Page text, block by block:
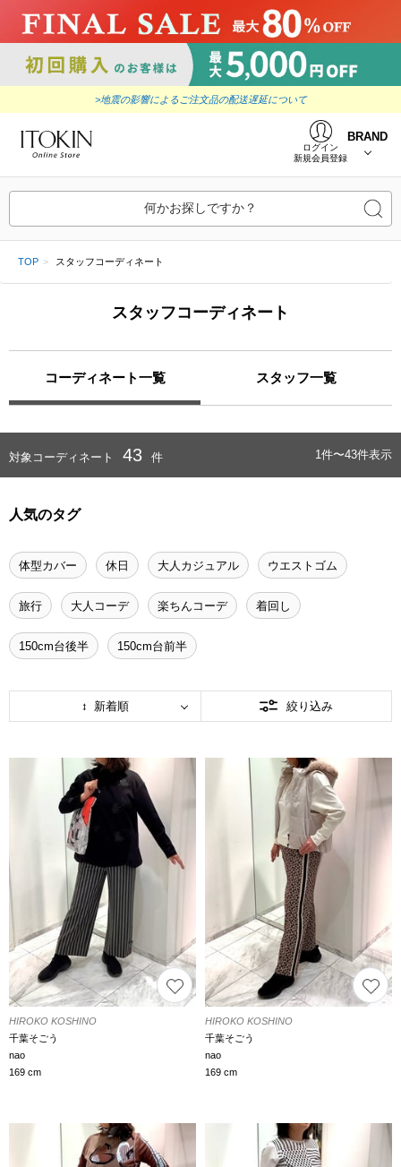
>地震の影響によるご注文品の配送遅延について
ログイン
新規会員登録
BRAND
何かお探しですか？
TOP スタッフコーディネート
スタッフコーディネート
コーディネート一覧 スタッフ一覧
対象コーディネート 43 件 1件〜43件表示
人気のタグ
体型カバー 休日 大人カジュアル ウエストゴム
旅行 大人コーデ 楽ちんコーデ 着回し
150cm台後半 150cm台前半
新着順 絞り込み
HIROKO KOSHINO
千葉そごう
nao
169 cm
HIROKO KOSHINO
千葉そごう
nao
169 cm